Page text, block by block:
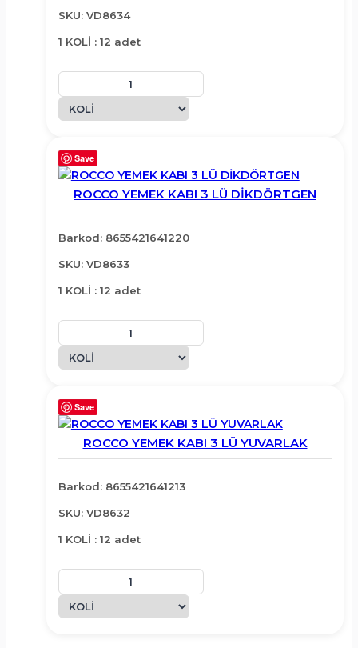
SKU: VD8634
1 KOLİ : 12 adet
Save
ROCCO YEMEK KABI 3 LÜ DİKDÖRTGEN
Barkod: 8655421641220
SKU: VD8633
1 KOLİ : 12 adet
Save
ROCCO YEMEK KABI 3 LÜ YUVARLAK
Barkod: 8655421641213
SKU: VD8632
1 KOLİ : 12 adet